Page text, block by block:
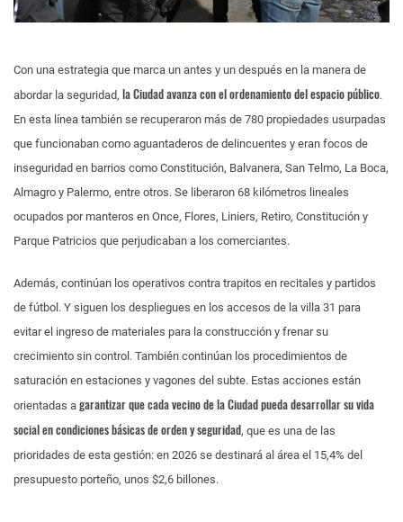
Con una estrategia que marca un antes y un después en la manera de
abordar la seguridad, la Ciudad avanza con el ordenamiento del espacio público.
En esta línea también se recuperaron más de 780 propiedades usurpadas
que funcionaban como aguantaderos de delincuentes y eran focos de
inseguridad en barrios como Constitución, Balvanera, San Telmo, La Boca,
Almagro y Palermo, entre otros. Se liberaron 68 kilómetros lineales
ocupados por manteros en Once, Flores, Liniers, Retiro, Constitución y
Parque Patricios que perjudicaban a los comerciantes.
Además, continúan los operativos contra trapitos en recitales y partidos
de fútbol. Y siguen los despliegues en los accesos de la villa 31 para
evitar el ingreso de materiales para la construcción y frenar su
crecimiento sin control. También continúan los procedimientos de
saturación en estaciones y vagones del subte. Estas acciones están
orientadas a garantizar que cada vecino de la Ciudad pueda desarrollar su vida
social en condiciones básicas de orden y seguridad, que es una de las
prioridades de esta gestión: en 2026 se destinará al área el 15,4% del
presupuesto porteño, unos $2,6 billones.